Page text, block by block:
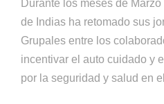
Durante los meses de
de Indias ha retomado sus
Grupales entre los
incentivar el auto cuidado y
por la seguridad y salud en